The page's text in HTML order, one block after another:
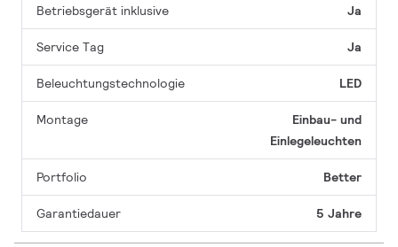
Betriebsgerät inklusive Ja
Service Tag Ja
Beleuchtungstechnologie LED
Montage
Einbau- und
Einlegeleuchten
Portfolio Better
Garantiedauer 5 Jahre